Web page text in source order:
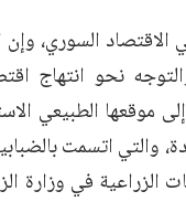
السوري،
نحو انتهاج
موقعها الطبيعي
والتي اتسمت
الزراعية في